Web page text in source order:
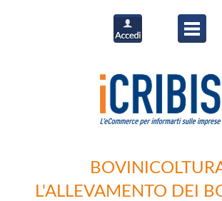
L'ALLEVAMENTO DEI